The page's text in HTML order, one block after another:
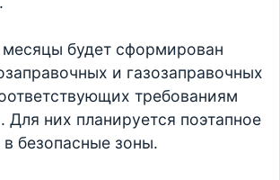
будет сформирован
и газозаправочных
требованиям
Для них планируется поэтапное
безопасные зоны.